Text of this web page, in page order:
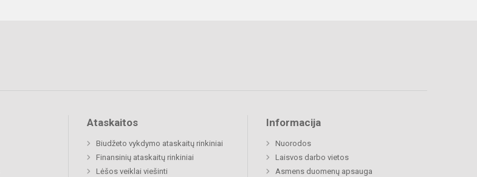
Ataskaitos
Biudžeto vykdymo ataskaitų rinkiniai
Finansinių ataskaitų rinkiniai
Lėšos veiklai viešinti
Informacija
Nuorodos
Laisvos darbo vietos
Asmens duomenų apsauga